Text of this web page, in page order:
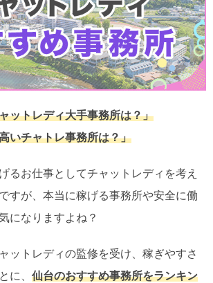
ットレディ大手事務所は？」
いチャトレ事務所は？」
るお仕事としてチャットレディを考え
すが、本当に稼げる事務所や安全に働
になりますよね？
ットレディの監修を受け、稼ぎやすさ
に、 仙台のおすすめ事務所をランキン